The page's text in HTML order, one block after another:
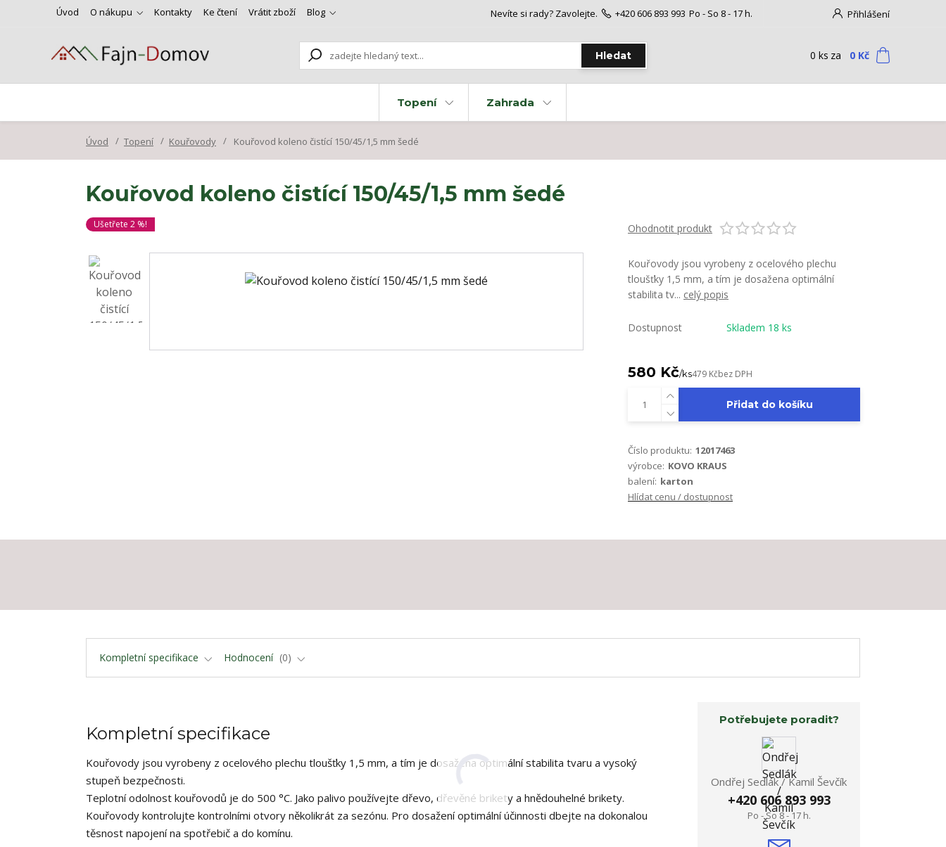
Úvod O nákupu Kontakty Ke čtení Vrátit zboží Blog Přihlášení
Hledat
Nevíte si rady? Zavolejte. +420 606 893 993 Po - So 8 - 17 h.
0 ks za 0 Kč
Topení Zahrada
Úvod Topení Kouřovody Kouřovod koleno čistící 150/45/1,5 mm šedé
Kouřovod koleno čistící 150/45/1,5 mm šedé
Ušetřete 2 %! Ohodnotit produkt
Kouřovody jsou vyrobeny z ocelového plechu
tloušťky 1,5 mm, a tím je dosažena optimální
stabilita tv... celý popis
Dostupnost Skladem 18 ks
580 Kč/ks479 Kčbez DPH
Přidat do košíku
Číslo produktu: 12017463
výrobce: KOVO KRAUS
balení: karton
Hlídat cenu / dostupnost
Kompletní specifikace Hodnocení 0
Kompletní specifikace
Kouřovody jsou vyrobeny z ocelového plechu tloušťky 1,5 mm, a tím je dosažena optimální stabilita tvaru a vysoký
stupeň bezpečnosti.
Teplotní odolnost kouřovodů je do 500 °C. Jako palivo používejte dřevo, dřevěné brikety a hnědouhelné brikety.
Kouřovody kontrolujte kontrolními otvory několikrát za sezónu. Pro dosažení optimální účinnosti dbejte na dokonalou
těsnost napojení na spotřebič a do komínu.
Potřebujete poradit?
Ondřej Sedlák / Kamil Ševčík
+420 606 893 993
Po - So 8 - 17 h.